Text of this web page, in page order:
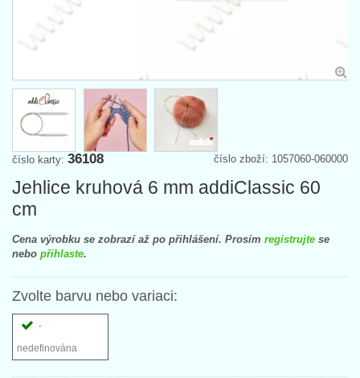
číslo zboží: 1057060-060000
číslo karty: 36108
Jehlice kruhová 6 mm addiClassic 60
cm
Cena výrobku se zobrazí až po přihlášení. Prosím registrujte se
nebo přihlaste.
Zvolte barvu nebo variaci:
-
nedefinována